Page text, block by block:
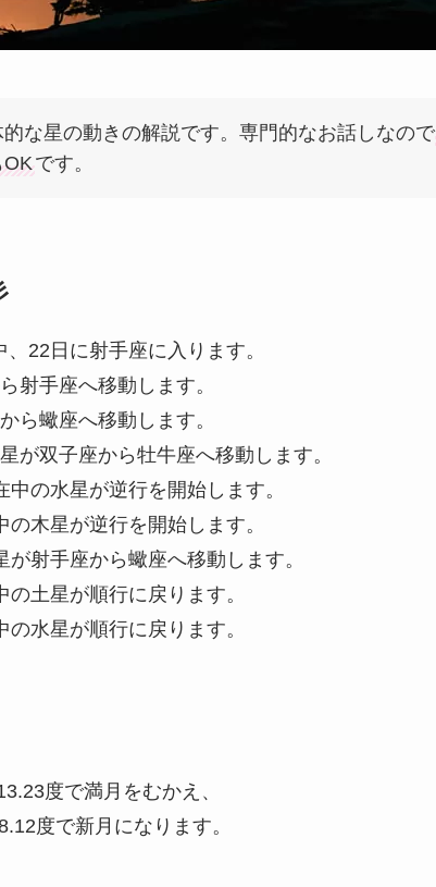
的な星の動きの解説です。専門的なお話しなので
OK です。
22日に射手座に入ります。
射手座へ移動します。
ら蠍座へ移動します。
が双子座から牡牛座へ移動します。
の水星が逆行を開始します。
木星が逆行を開始します。
射手座から蠍座へ移動します。
土星が順行に戻ります。
水星が順行に戻ります。
度で満月をむかえ、
度で新月になります。